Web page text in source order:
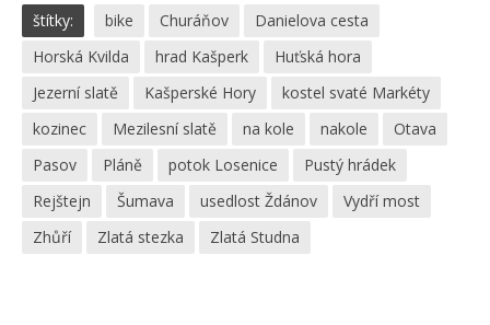
štítky: bike Churáňov
Danielova cesta
Horská Kvilda
hrad Kašperk
Huťská hora
Jezerní slatě
Kašperské Hory
kostel svaté Markéty
kozinec
Mezilesní slatě na kole nakole
Otava
Pasov
Pláně potok Losenice
Pustý hrádek
Rejštejn
Šumava usedlost Ždánov
Vydří most
Zhůří
Zlatá stezka Zlatá Studna